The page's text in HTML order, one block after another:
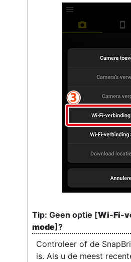
Geen optie [Wi-Fi-
mode]?
Controleer of de
is. Als u de meest